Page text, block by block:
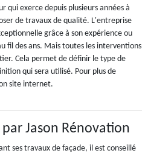
qui exerce depuis plusieurs années à
de travaux de qualité. L'entreprise
grâce à son expérience ou
fil des ans. Mais toutes les interventions
Cela permet de définir le type de
qui sera utilisé. Pour plus de
site internet.
Jason Rénovation
ses travaux de façade, il est conseillé